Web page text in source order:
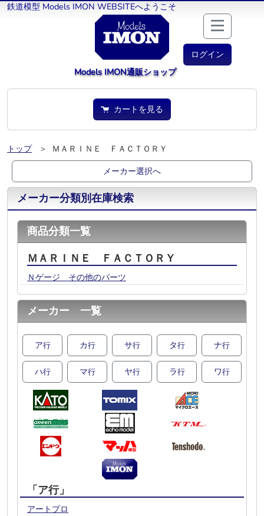
鉄道模型 Models IMON WEBSITEへようこそ
ログイン
Models IMON通販ショップ
カートを見る
トップ
＞ ＭＡＲＩＮＥ ＦＡＣＴＯＲＹ
メーカー選択へ
メーカー分類別在庫検索
商品分類一覧
ＭＡＲＩＮＥ ＦＡＣＴＯＲＹ
Ｎゲージ その他のパーツ
メーカー 一覧
ア行 カ行 サ行 タ行 ナ行
ハ行 マ行 ヤ行 ラ行 ワ行
「ア行」
アートプロ